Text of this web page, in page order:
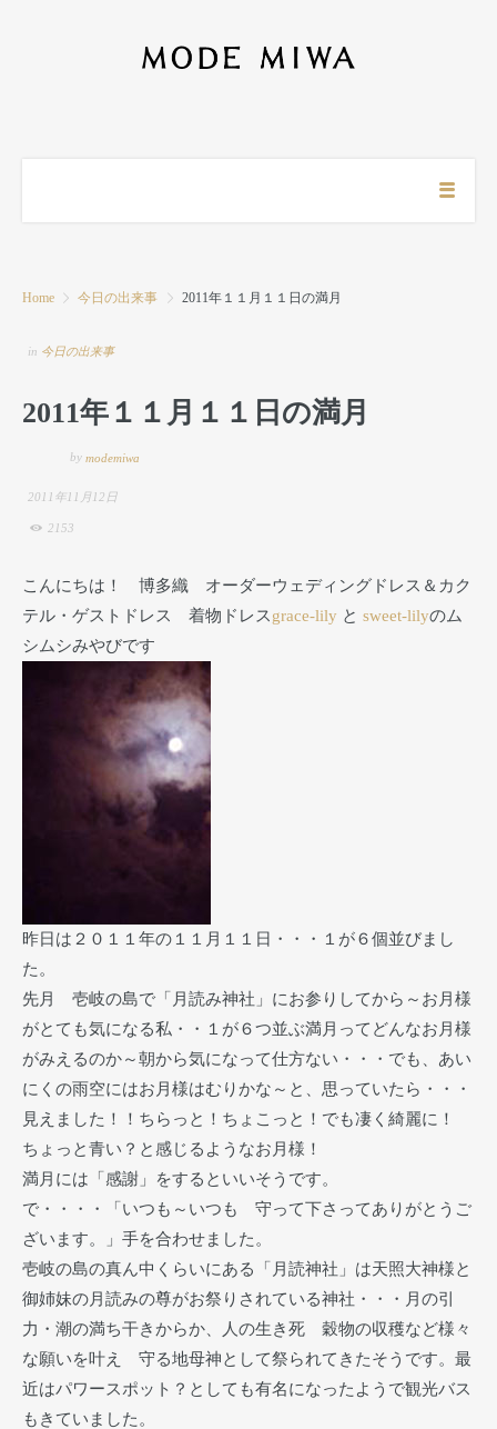
Home 今日の出来事 2011年１１月１１日の満月
in 今日の出来事
2011年１１月１１日の満月
by modemiwa
2011年11月12日
2153
こんにちは！ 博多織 オーダーウェディングドレス＆カク
テル・ゲストドレス 着物ドレスgrace-lily と sweet-lilyのム
シムシみやびです
昨日は２０１１年の１１月１１日・・・１が６個並びまし
た。
先月 壱岐の島で「月読み神社」にお参りしてから～お月様
がとても気になる私・・１が６つ並ぶ満月ってどんなお月様
がみえるのか～朝から気になって仕方ない・・・でも、あい
にくの雨空にはお月様はむりかな～と、思っていたら・・・
見えました！！ちらっと！ちょこっと！でも凄く綺麗に！
ちょっと青い？と感じるようなお月様！
満月には「感謝」をするといいそうです。
で・・・・「いつも～いつも 守って下さってありがとうご
ざいます。」手を合わせました。
壱岐の島の真ん中くらいにある「月読神社」は天照大神様と
御姉妹の月読みの尊がお祭りされている神社・・・月の引
力・潮の満ち干きからか、人の生き死 穀物の収穫など様々
な願いを叶え 守る地母神として祭られてきたそうです。最
近はパワースポット？としても有名になったようで観光バス
もきていました。